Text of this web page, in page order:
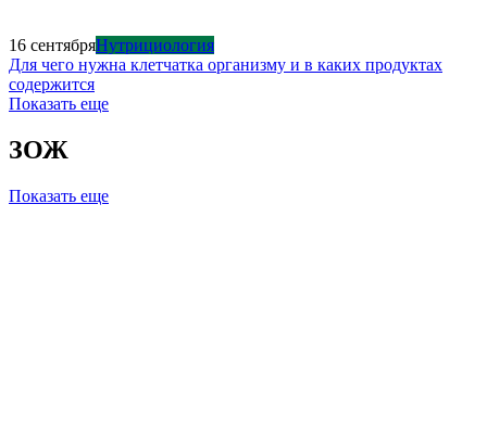
16 сентябряНутрициология
Для чего нужна клетчатка организму и в каких продуктах
содержится
Показать еще
ЗОЖ
Показать еще